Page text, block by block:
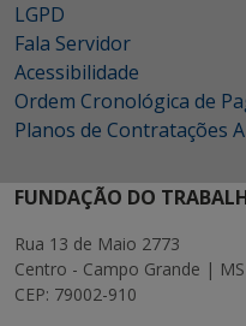
LGPD
Fala Servidor
Acessibilidade
Ordem Cronológica de
Planos de Contratações
FUNDAÇÃO DO
Rua 13 de Maio 2773
Centro - Campo Grande | MS
CEP: 79002-910